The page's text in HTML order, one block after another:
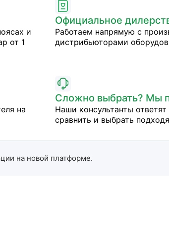
и
от 1
Официальное
Работаем напрямую с
дистрибьюторами
на
Сложно выбрать? Мы
Наши консультанты
сравнить и выбрать
на новой платформе.